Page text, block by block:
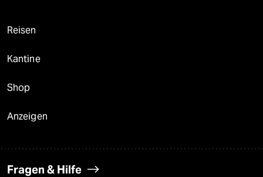
Reisen
Kantine
Shop
Anzeigen
Fragen & Hilfe